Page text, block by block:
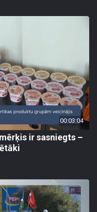
00:03:04
ir sasniegts –